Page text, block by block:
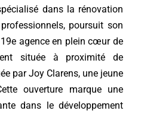
dans la rénovation
poursuit son
agence en plein cœur de
située à proximité de
par Joy Clarens, une jeune
ouverture marque une
dans le développement